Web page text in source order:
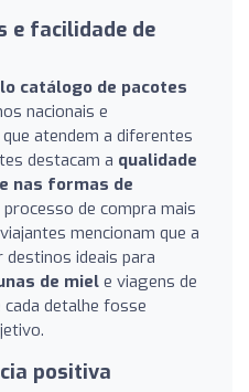
e facilidade de
catálogo de pacotes
nacionais e
atendem a diferentes
destacam a qualidade
nas formas de
de compra mais
mencionam que a
destinos ideais para
de miele viagens de
detalhe fosse
positiva